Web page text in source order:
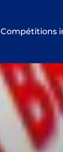
Compétitions